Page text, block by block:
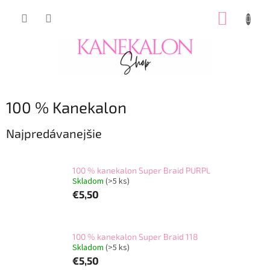
100 % Kanekalon
Najpredávanejšie
100 % kanekalon Super Braid PURPL
Skladom (>5 ks)
€5,50
100 % kanekalon Super Braid 118
Skladom (>5 ks)
€5,50